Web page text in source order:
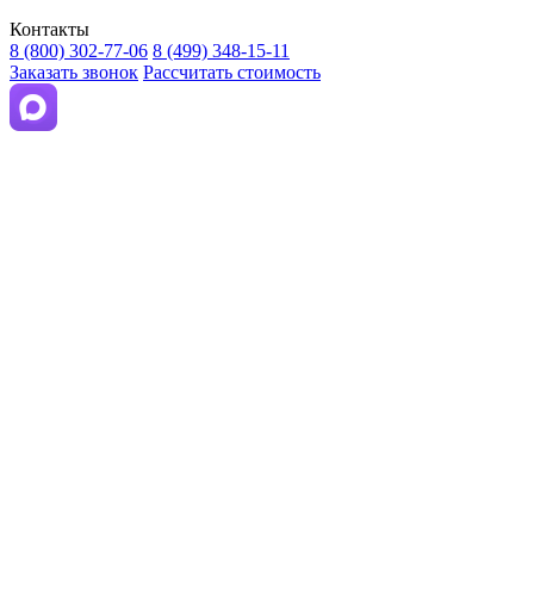
Контакты
8 (800) 302-77-06 8 (499) 348-15-11
Заказать звонок Рассчитать стоимость